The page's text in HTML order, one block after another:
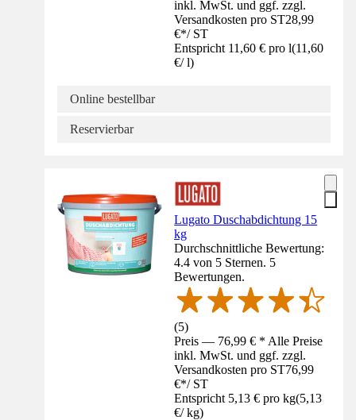
inkl. MwSt. und ggf. zzgl.
Versandkosten pro ST28,99
€*/ ST
Entspricht 11,60 € pro l(11,60
€/ l)
Online bestellbar
Reservierbar
Lugato Duschabdichtung 15
kg
Durchschnittliche Bewertung:
4.4 von 5 Sternen. 5
Bewertungen.
(5)
Preis — 76,99 € * Alle Preise
inkl. MwSt. und ggf. zzgl.
Versandkosten pro ST76,99
€*/ ST
Entspricht 5,13 € pro kg(5,13
€/ kg)